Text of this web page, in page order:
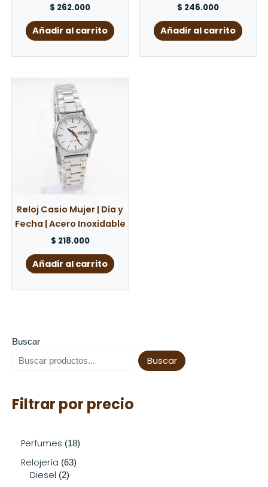
Buscar
Buscar
Filtrar por precio
Perfumes 18
Relojería 63
Diesel 2
$ 262.000
Añadir al carrito
$ 246.000
Añadir al carrito
Reloj Casio Mujer | Día y
Fecha | Acero Inoxidable
$ 218.000
Añadir al carrito